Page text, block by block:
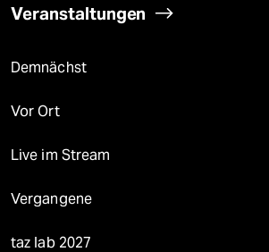
Veranstaltungen
Demnächst
Vor Ort
Live im Stream
Vergangene
taz lab 2027